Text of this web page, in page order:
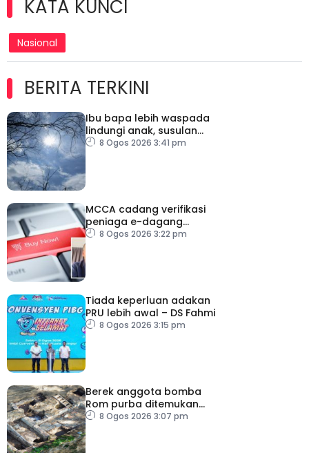
KATA KUNCI
Nasional
BERITA TERKINI
Ibu bapa lebih waspada
lindungi anak, susulan
indeks UV sangat tinggi
8 Ogos 2026 3:41 pm
MCCA cadang verifikasi
peniaga e-dagang
tangani lambakan
8 Ogos 2026 3:22 pm
Tiada keperluan adakan
PRU lebih awal – DS Fahmi
8 Ogos 2026 3:15 pm
Berek anggota bomba
Rom purba ditemukan
berhampiran Colosseum
8 Ogos 2026 3:07 pm